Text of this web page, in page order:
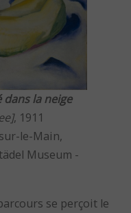
dans la neige
, 1911
le-Main,
Museum -
se perçoit le